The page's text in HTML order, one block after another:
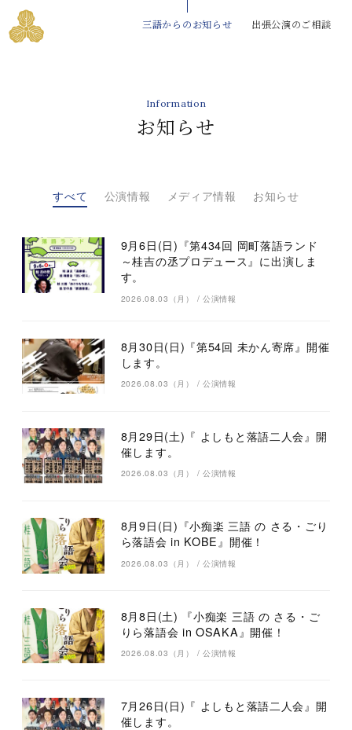
三語からのお知らせ 出張公演のご相談
Information
お知らせ
すべて 公演情報 メディア情報 お知らせ
9月6日(日)『第434回 岡町落語ランド
～桂吉の丞プロデュース』に出演しま
す。
2026.08.03（月） /公演情報
8月30日(日)『第54回 未かん寄席』開催
します。
2026.08.03（月） /公演情報
8月29日(土)『 よしもと落語二人会』開
催します。
2026.08.03（月） /公演情報
8月9日(日)『小痴楽 三語 の さる・ごり
ら落語会 in KOBE』開催！
2026.08.03（月） /公演情報
8月8日(土) 『小痴楽 三語 の さる・ご
りら落語会 in OSAKA』開催！
2026.08.03（月） /公演情報
7月26日(日)『 よしもと落語二人会』開
催します。